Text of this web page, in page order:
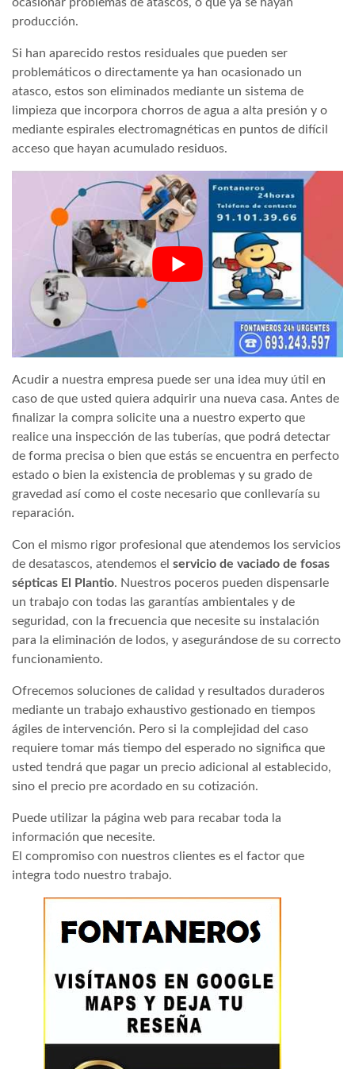
producción.
Si han aparecido restos residuales que pueden ser
problemáticos o directamente ya han ocasionado un
atasco, estos son eliminados mediante un sistema de
limpieza que incorpora chorros de agua a alta presión y o
mediante espirales electromagnéticas en puntos de difícil
acceso que hayan acumulado residuos.
Acudir a nuestra empresa puede ser una idea muy útil en
caso de que usted quiera adquirir una nueva casa. Antes de
finalizar la compra solicite una a nuestro experto que
realice una inspección de las tuberías, que podrá detectar
de forma precisa o bien que estás se encuentra en perfecto
estado o bien la existencia de problemas y su grado de
gravedad así como el coste necesario que conllevaría su
reparación.
Con el mismo rigor profesional que atendemos los servicios
de desatascos, atendemos el servicio de vaciado de fosas
sépticas El Plantio. Nuestros poceros pueden dispensarle
un trabajo con todas las garantías ambientales y de
seguridad, con la frecuencia que necesite su instalación
para la eliminación de lodos, y asegurándose de su correcto
funcionamiento.
Ofrecemos soluciones de calidad y resultados duraderos
mediante un trabajo exhaustivo gestionado en tiempos
ágiles de intervención. Pero si la complejidad del caso
requiere tomar más tiempo del esperado no significa que
usted tendrá que pagar un precio adicional al establecido,
sino el precio pre acordado en su cotización.
Puede utilizar la página web para recabar toda la
información que necesite.
El compromiso con nuestros clientes es el factor que
integra todo nuestro trabajo.